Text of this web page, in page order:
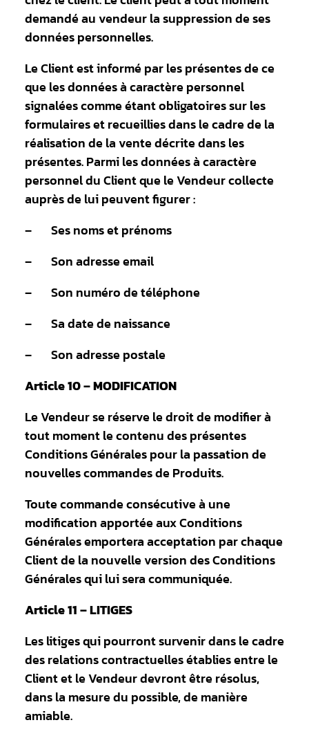
demandé au vendeur la suppression de ses
données personnelles.
Le Client est informé par les présentes de ce
que les données à caractère personnel
signalées comme étant obligatoires sur les
formulaires et recueillies dans le cadre de la
réalisation de la vente décrite dans les
présentes. Parmi les données à caractère
personnel du Client que le Vendeur collecte
auprès de lui peuvent figurer :
– Ses noms et prénoms
– Son adresse email
– Son numéro de téléphone
– Sa date de naissance
– Son adresse postale
Article 10 – MODIFICATION
Le Vendeur se réserve le droit de modifier à
tout moment le contenu des présentes
Conditions Générales pour la passation de
nouvelles commandes de Produits.
Toute commande consécutive à une
modification apportée aux Conditions
Générales emportera acceptation par chaque
Client de la nouvelle version des Conditions
Générales qui lui sera communiquée.
Article 11 – LITIGES
Les litiges qui pourront survenir dans le cadre
des relations contractuelles établies entre le
Client et le Vendeur devront être résolus,
dans la mesure du possible, de manière
amiable.